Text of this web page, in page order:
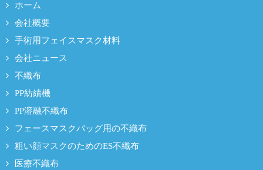
ホーム
会社概要
手術用フェイスマスク材料
会社ニュース
不織布
PP紡績機
PP溶融不織布
フェースマスクバッグ用の不織布
粗い顔マスクのためのES不織布
医療不織布